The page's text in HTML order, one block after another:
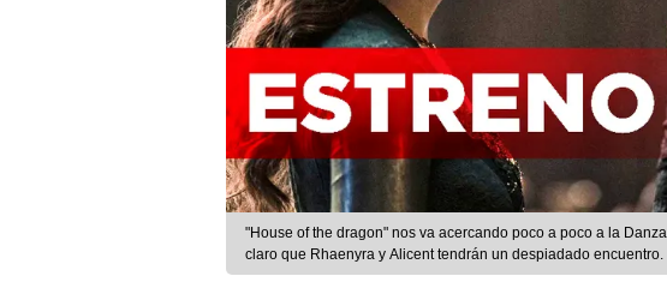
"House of the dragon" nos va acercando poco a poco a la
claro que Rhaenyra y Alicent tendrán un despiadado